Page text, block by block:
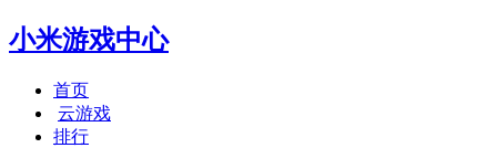
小米游戏中心
首页
云游戏
排行